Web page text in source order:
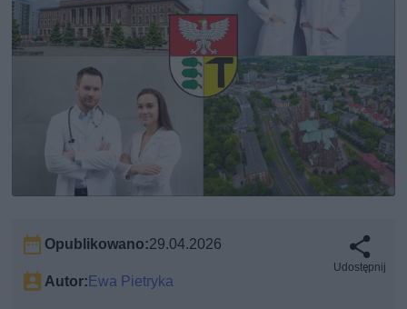
Opublikowano:29.04.2026
Autor: Ewa Pietryka
Udostępnij